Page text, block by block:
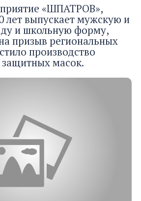
«ШПАТРОВ»,
лет выпускает мужскую и
и школьную форму,
призыв региональных
производство
масок.